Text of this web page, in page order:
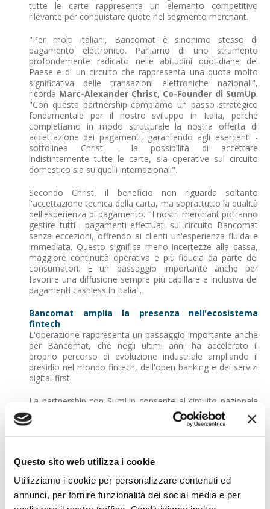
Questo sito web utilizza i cookie
Utilizziamo i cookie per personalizzare contenuti ed
annunci, per fornire funzionalità dei social media e per
tutte le carte rappresenta un elemento competitivo
rilevante per conquistare quote nel segmento merchant.
"Per molti italiani, Bancomat è sinonimo stesso di
pagamento elettronico. Parliamo di uno strumento
profondamente radicato nelle abitudini quotidiane del
Paese e di un circuito che rappresenta una quota molto
significativa delle transazioni elettroniche nazionali",
ricorda Marc-Alexander Christ, Co-Founder di SumUp.
"Con questa partnership compiamo un passo strategico
fondamentale per il nostro sviluppo in Italia, perché
completiamo in modo strutturale la nostra offerta di
accettazione dei pagamenti, garantendo agli esercenti -
sottolinea Christ - la possibilità di accettare
indistintamente tutte le carte, sia operative sul circuito
domestico sia su quelli internazionali".
Secondo Christ, il beneficio non riguarda soltanto
l'accettazione tecnica della carta, ma soprattutto la qualità
dell'esperienza di pagamento. "I nostri merchant potranno
gestire tutti i pagamenti effettuati sul circuito Bancomat
senza eccezioni, offrendo ai clienti un'esperienza fluida e
immediata. Questo significa meno incertezze alla cassa,
maggiore continuità operativa e più fiducia da parte dei
consumatori. È un passaggio importante anche per
favorire una diffusione sempre più capillare e inclusiva dei
pagamenti cashless in Italia".
Bancomat amplia la presenza nell'ecosistema
fintech
L'operazione rappresenta un passaggio importante anche
per Bancomat, che negli ultimi anni ha accelerato il
proprio percorso di evoluzione industriale ampliando il
presidio nel mondo fintech, dell'open banking e dei servizi
digital-first.
La partnership con SumUp consente al circuito nazionale
di rafforzare ulteriormente la propria presenza in una rete
di merchant innovativi e in forte crescita, mantenendo il
"Bancomat - spiega il CEO
l'infrastruttura dei pagamenti quotidiani degli italiani:
capillare, affidabile e profondamente radicata nel tessuto
economico del Paese. La collaborazione con SumUp